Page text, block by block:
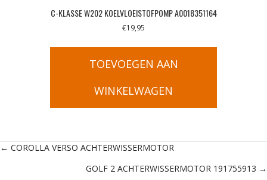
C-KLASSE W202 KOELVLOEISTOFPOMP A0018351164
€19,95
TOEVOEGEN AAN
WINKELWAGEN
Posts
← COROLLA VERSO ACHTERWISSERMOTOR
GOLF 2 ACHTERWISSERMOTOR 191755913 →